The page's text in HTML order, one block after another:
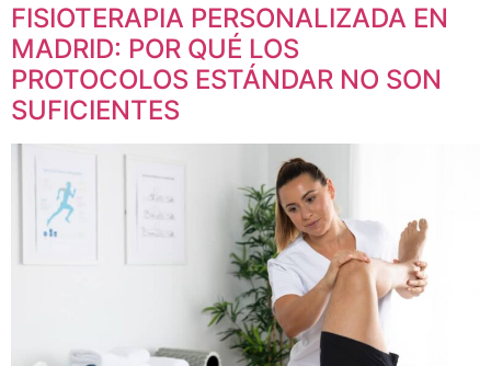
FISIOTERAPIA PERSONALIZADA EN
MADRID: POR QUÉ LOS
PROTOCOLOS ESTÁNDAR NO SON
SUFICIENTES